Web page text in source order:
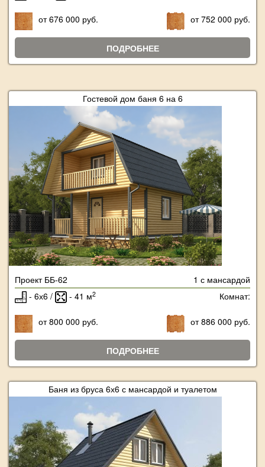
от 676 000 руб. от 752 000 руб.
ПОДРОБНЕЕ
Гостевой дом баня 6 на 6
Проект ББ-62
1 с мансардой
- 6х6 /
- 41 м2 Комнат:
от 800 000 руб. от 886 000 руб.
ПОДРОБНЕЕ
Баня из бруса 6х6 с мансардой и туалетом